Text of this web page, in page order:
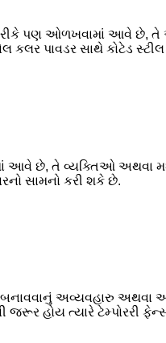
પણ ઓળખવામાં આવે છે,
પાવડર સાથે કોટેડ
છે, તે વ્યક્તિઓ અથવા
સામનો કરી શકે છે.
અવ્યવહારુ અથવા
હોય ત્યારે ટેમ્પોરરી